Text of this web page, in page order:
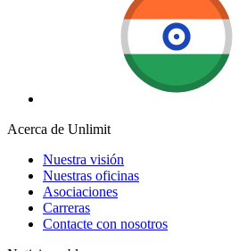
Acerca de Unlimit
Nuestra visión
Nuestras oficinas
Asociaciones
Carreras
Contacte con nosotros